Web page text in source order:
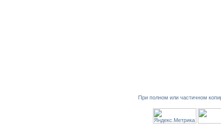
При полном или частичном